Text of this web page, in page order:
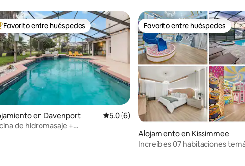
privada!
5.0 de 5, 19 reseñas
entre huéspedes preferido
Favorito entre huéspedes
en Davenport Calificación promedio: 5.0 de 5, 6 reseñas
5.0 (6)
de hidromasaje +
Favorito entre huéspedes
Favorito entre huéspedes
Alojamiento en Kissimmee
Increíbles 07 habitaciones